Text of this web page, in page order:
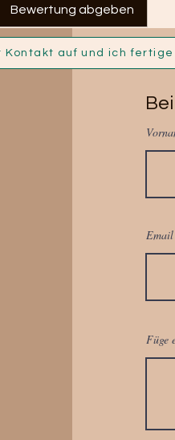
Bewertung abgeben
Email
Füge